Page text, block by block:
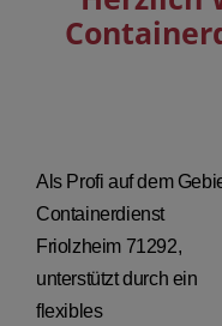
Als Profi auf dem
Containerdienst
Friolzheim 71292,
unterstützt durch ein
flexibles